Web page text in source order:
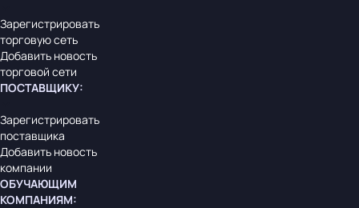
Зарегистрировать
торговую сеть
Добавить новость
торговой сети
ПОСТАВЩИКУ:
Зарегистрировать
поставщика
Добавить новость
компании
ОБУЧАЮЩИМ
КОМПАНИЯМ: